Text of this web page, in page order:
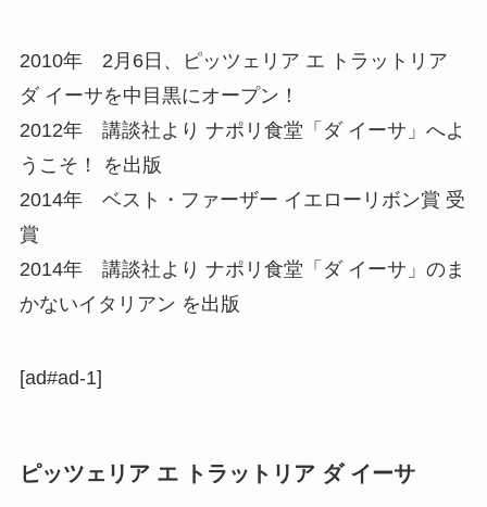
2010年 2月6日、ピッツェリア エ トラットリア
ダ イーサを中目黒にオープン！
2012年 講談社より ナポリ食堂「ダ イーサ」へよ
うこそ！ を出版
2014年 ベスト・ファーザー イエローリボン賞 受
賞
2014年 講談社より ナポリ食堂「ダ イーサ」のま
かないイタリアン を出版
[ad#ad-1]
ピッツェリア エ トラットリア ダ イーサ